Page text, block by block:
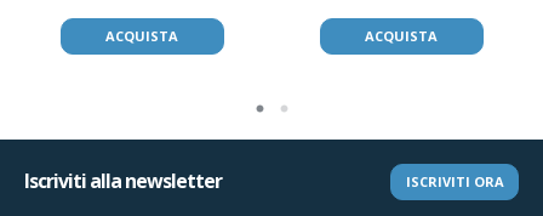
ACQUISTA ACQUISTA
Iscriviti alla newsletter ISCRIVITI ORA